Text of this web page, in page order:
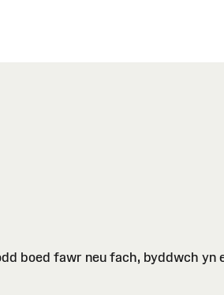
boed fawr neu fach, byddwch yn